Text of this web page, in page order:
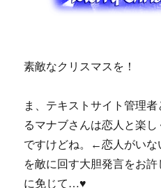
素敵なクリスマスを！
ま、テキストサイト管理
るマナブさんは恋人と楽
ですけどね。←恋人がいな
を敵に回す大胆発言をお
に免じて…♥